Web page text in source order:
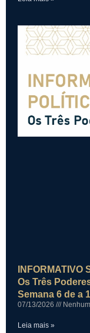
Os Três
Semana 6 de a
07/13/2026
Leia mais »